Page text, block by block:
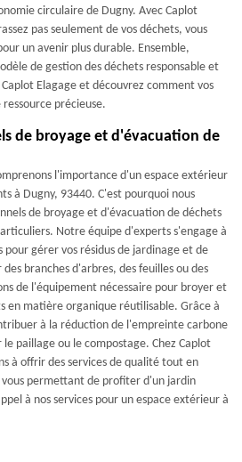
circulaire de Dugny. Avec Caplot
pas seulement de vos déchets, vous
un avenir plus durable. Ensemble,
de gestion des déchets responsable et
Elagage et découvrez comment vos
précieuse.
de broyage et d'évacuation de
l'importance d'un espace extérieur
à Dugny, 93440. C'est pourquoi nous
de broyage et d'évacuation de déchets
Notre équipe d'experts s'engage à
pour gérer vos résidus de jardinage et de
branches d'arbres, des feuilles ou des
de l'équipement nécessaire pour broyer et
en matière organique réutilisable. Grâce à
à la réduction de l'empreinte carbone
paillage ou le compostage. Chez Caplot
à offrir des services de qualité tout en
permettant de profiter d'un jardin
à nos services pour un espace extérieur à